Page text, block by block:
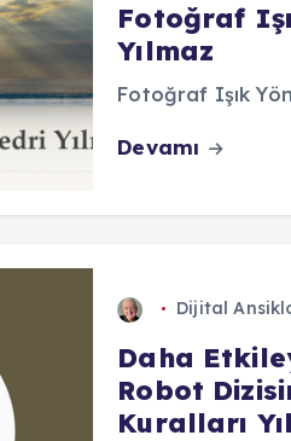
Fotoğraf
Yılmaz
Fotoğraf Işık
Devamı
Dijital
Daha
Robot
Kuralları